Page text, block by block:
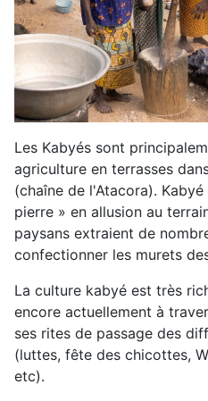
Les Kabyés sont
agriculture en terrasses
(chaîne de l'Atacora).
pierre » en allusion au
paysans extraient de
confectionner les murets
La culture kabyé est très
encore actuellement à
ses rites de passage des
(luttes, fête des chicottes,
etc).